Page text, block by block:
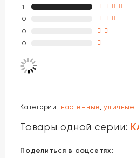
1
0
0
0
Категории: настенные уличные
Товары одной серии:
Поделиться в соцсетях: